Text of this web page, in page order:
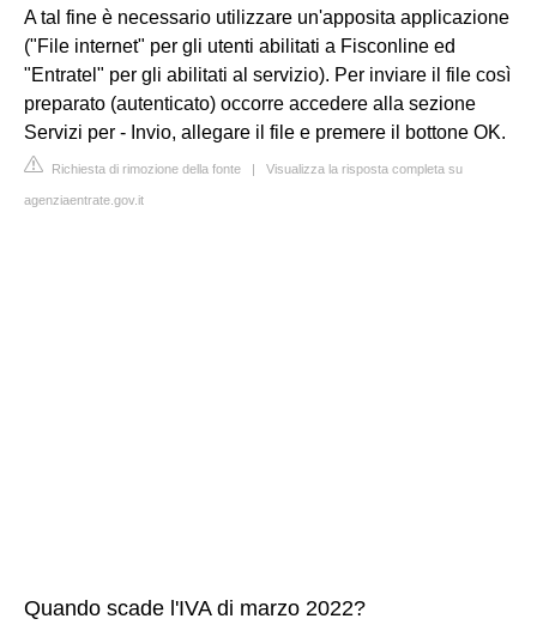
A tal fine è necessario utilizzare un'apposita applicazione
("File internet" per gli utenti abilitati a Fisconline ed
"Entratel" per gli abilitati al servizio). Per inviare il file così
preparato (autenticato) occorre accedere alla sezione
Servizi per - Invio, allegare il file e premere il bottone OK.
Richiesta di rimozione della fonte | Visualizza la risposta completa su
agenziaentrate.gov.it
Quando scade l'IVA di marzo 2022?